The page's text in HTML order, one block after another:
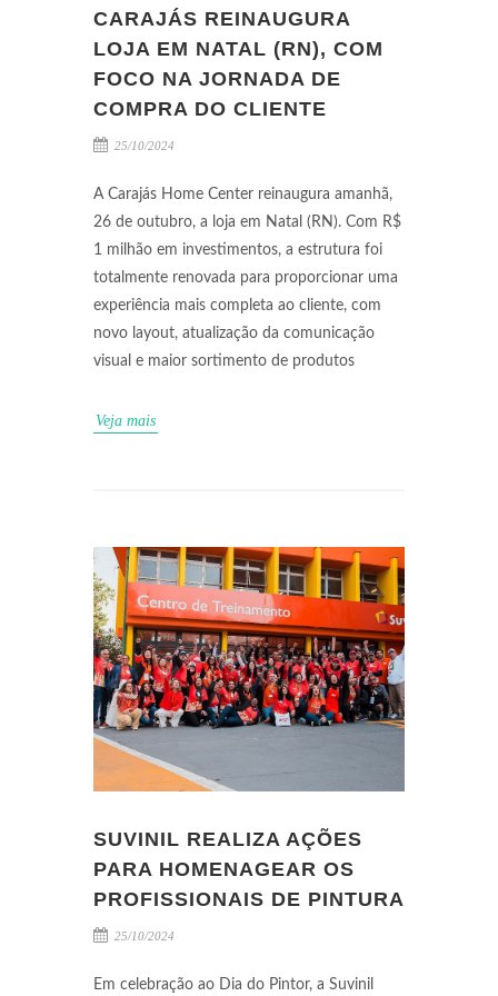
CARAJÁS REINAUGURA
LOJA EM NATAL (RN), COM
FOCO NA JORNADA DE
COMPRA DO CLIENTE
25/10/2024
A Carajás Home Center reinaugura amanhã,
26 de outubro, a loja em Natal (RN). Com R$
1 milhão em investimentos, a estrutura foi
totalmente renovada para proporcionar uma
experiência mais completa ao cliente, com
novo layout, atualização da comunicação
visual e maior sortimento de produtos
Veja mais
SUVINIL REALIZA AÇÕES
PARA HOMENAGEAR OS
PROFISSIONAIS DE PINTURA
25/10/2024
Em celebração ao Dia do Pintor, a Suvinil